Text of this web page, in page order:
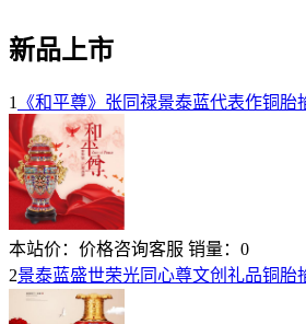
新品上市
1 《和平尊》张同禄景泰蓝代表作铜胎
本站价： 价格咨询客服 销量： 0
2景泰蓝盛世荣光同心尊文创礼品铜胎